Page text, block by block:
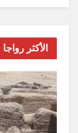
الأكثر رواجا